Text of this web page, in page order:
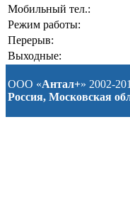
Мобильный тел.:
Режим работы:
Перерыв:
Выходные:
ООО «Антал+» 2002-
Россия, Московская